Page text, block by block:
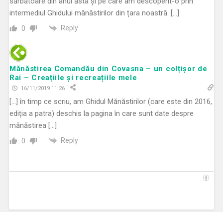
intermediul Ghidului mănăstirilor din țara noastră. […]
0 Reply
Mănăstirea Comandău din Covasna – un colțișor de
Rai – Creațiile și recreațiile mele
16/11/2019 11:26
[…] în timp ce scriu, am Ghidul Mănăstirilor (care este din 2016,
ediția a patra) deschis la pagina în care sunt date despre
mănăstirea […]
0 Reply